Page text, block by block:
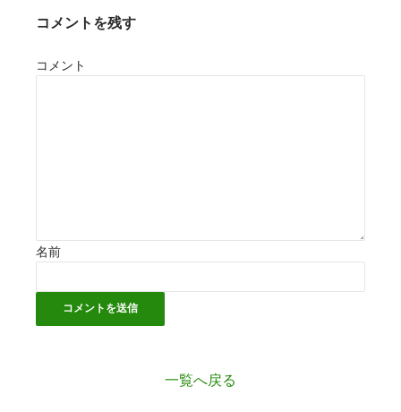
コメントを残す
コメント
名前
一覧へ戻る